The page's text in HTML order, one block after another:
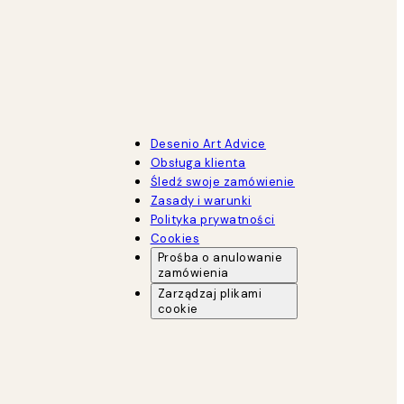
Desenio Art Advice
Obsługa klienta
Śledź swoje zamówienie
Zasady i warunki
Polityka prywatności
Cookies
Prośba o anulowanie
zamówienia
Zarządzaj plikami
cookie